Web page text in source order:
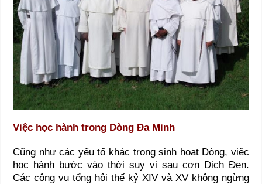
Việc học hành trong Dòng Đa Minh
Cũng như các yếu tố khác trong sinh hoạt Dòng, việc
học hành bước vào thời suy vi sau cơn Dịch Đen.
Các công vụ tổng hội thế kỷ XIV và XV không ngừng